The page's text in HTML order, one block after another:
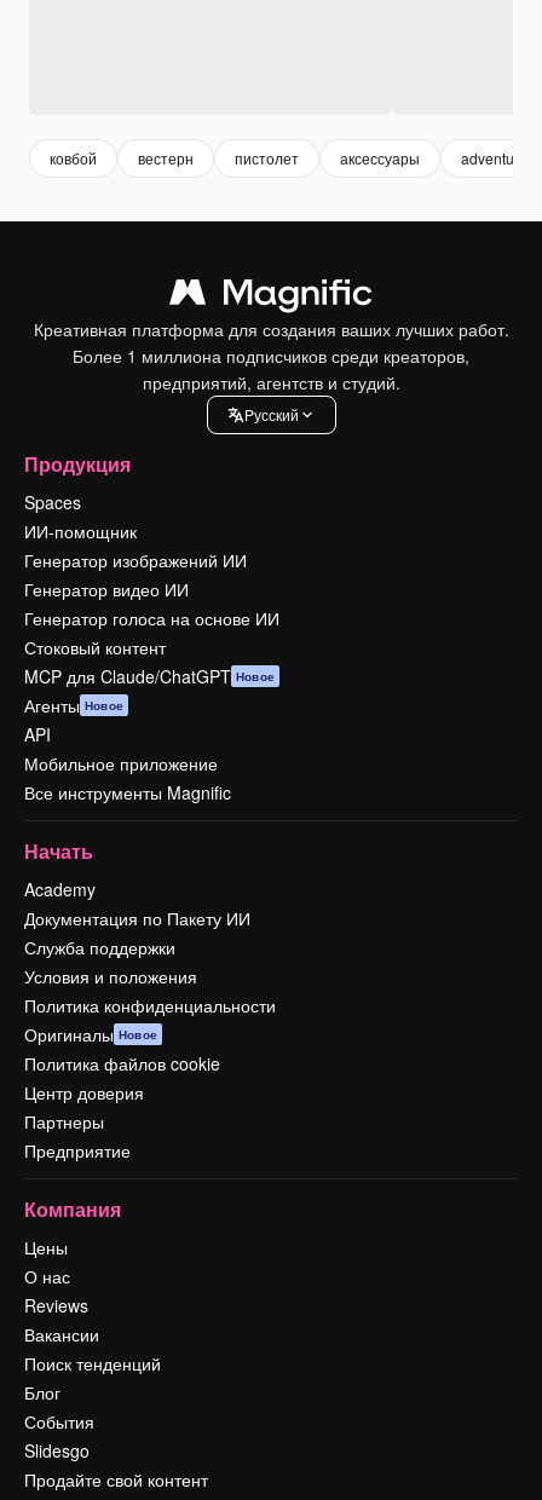
ковбой вестерн пистолет аксессуары adventure
Креативная платформа для создания ваших лучших работ.
Более 1 миллиона подписчиков среди креаторов,
предприятий, агентств и студий.
Pусский
Продукция
Spaces
ИИ-помощник
Генератор изображений ИИ
Генератор видео ИИ
Генератор голоса на основе ИИ
Стоковый контент
MCP для Claude/ChatGPT Новое
Агенты Новое
API
Мобильное приложение
Все инструменты Magnific
Начать
Academy
Документация по Пакету ИИ
Служба поддержки
Условия и положения
Политика конфиденциальности
Оригиналы Новое
Политика файлов cookie
Центр доверия
Партнеры
Предприятие
Компания
Цены
О нас
Reviews
Вакансии
Поиск тенденций
Блог
События
Slidesgo
Продайте свой контент